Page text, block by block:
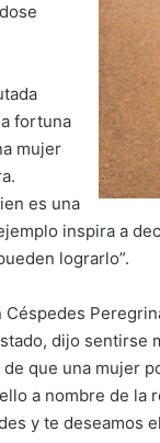
fortuna
mujer
es una
inspira a
lograrlo”.
dijo sentirse
que una mujer
a nombre de
y te deseamos